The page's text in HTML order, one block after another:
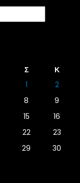
Σ
Κ
1
2
8
9
15
16
22
23
29
30